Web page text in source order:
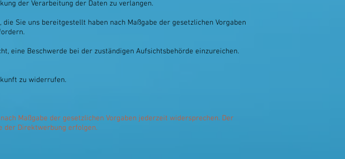
der Verarbeitung der Daten zu verlangen.
Sie uns bereitgestellt haben nach Maßgabe der gesetzlichen Vorgaben
eine Beschwerde bei der zuständigen Aufsichtsbehörde einzureichen.
zu widerrufen.
Maßgabe der gesetzlichen Vorgaben jederzeit widersprechen. Der
der Direktwerbung erfolgen.